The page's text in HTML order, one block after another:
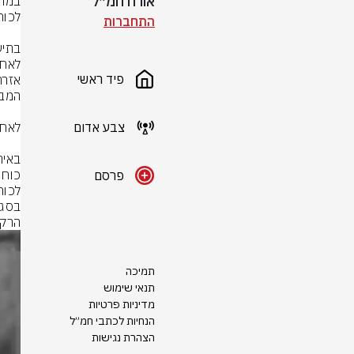
התחברות
פיד ראשי
צבע אדום
פרסם
תמיכה
תנאי שימוש
מדיניות פרטיות
הנחיות לכתבי חמ״ל
הצהרת נגישות